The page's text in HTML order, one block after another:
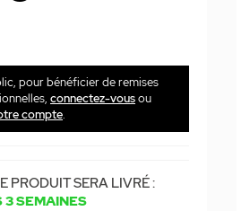
pour bénéficier de remises
connectez-vousou
compte.
PRODUIT SERA LIVRÉ :
3 SEMAINES